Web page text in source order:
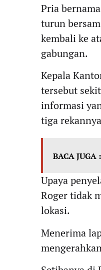
Pria
turun
kembali ke
gabungan.
Kepala
tersebut
informasi
tiga
BACA JUGA :
Upaya
Roger tidak
lokasi.
Menerima